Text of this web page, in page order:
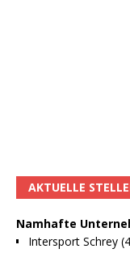
AKTUELLE
Namhafte
Intersport Schrey